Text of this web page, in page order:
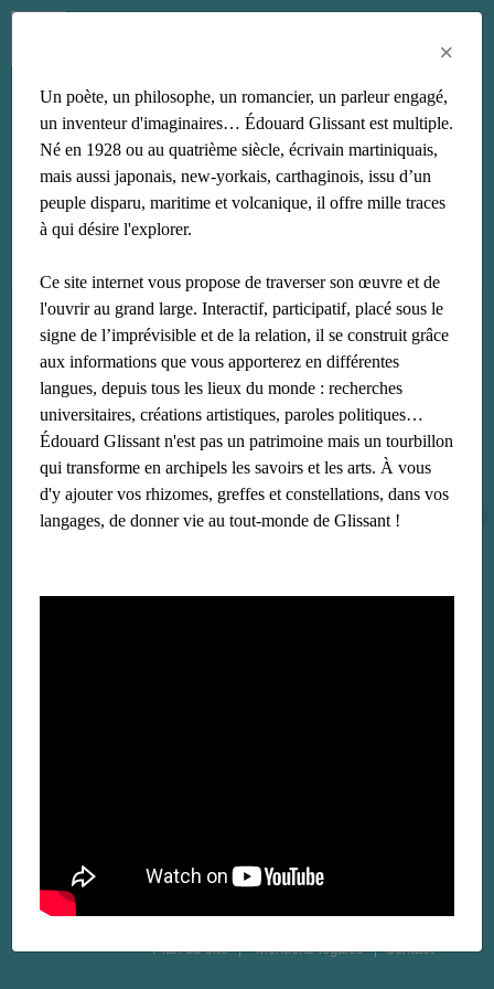
béville
×
Un poète, un philosophe, un romancier, un parleur engagé,
un inventeur d'imaginaires… Édouard Glissant est multiple.
Né en 1928 ou au quatrième siècle, écrivain martiniquais,
mais aussi japonais, new-yorkais, carthaginois, issu d’un
peuple disparu, maritime et volcanique, il offre mille traces
à qui désire l'explorer.
Ce site internet vous propose de traverser son œuvre et de
l'ouvrir au grand large. Interactif, participatif, placé sous le
signe de l’imprévisible et de la relation, il se construit grâce
aux informations que vous apporterez en différentes
langues, depuis tous les lieux du monde : recherches
universitaires, créations artistiques, paroles politiques…
Édouard Glissant n'est pas un patrimoine mais un tourbillon
qui transforme en archipels les savoirs et les arts. À vous
d'y ajouter vos rhizomes, greffes et constellations, dans vos
langages, de donner vie au tout-monde de Glissant !
Plan du site Mentions légales Contact